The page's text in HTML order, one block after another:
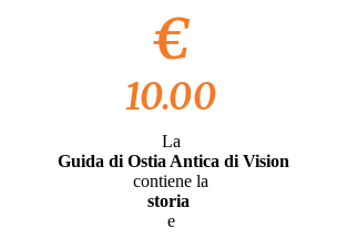
€
10.00
La
Guida di Ostia Antica di Vision
contiene la
storia
e